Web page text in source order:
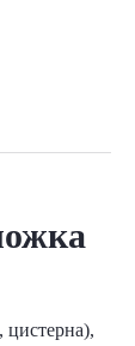
цистерна),